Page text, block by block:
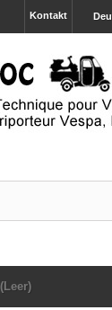
Kontakt
(Leer)